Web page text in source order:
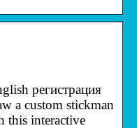
регистрация
a custom stickman
this interactive